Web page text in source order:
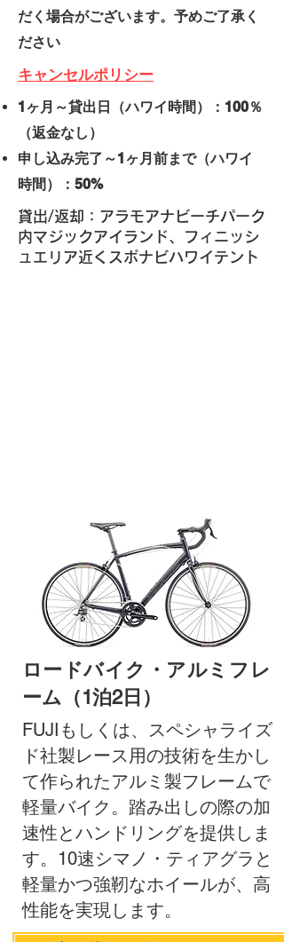
だく場合がございます。予めご了承く
ださい
キャンセルポリシー
1ヶ月～貸出日（ハワイ時間）：100％
（返金なし）
申し込み完了～1ヶ月前まで（ハワイ
時間）：50%
貸出/返却：アラモアナビーチパーク
内マジックアイランド、フィニッシ
ュエリア近くスポナビハワイテント
ロードバイク・アルミフレ
ーム（1泊2日）
FUJIもしくは、スペシャライズ
ド社製レース用の技術を生かし
て作られたアルミ製フレームで
軽量バイク。踏み出しの際の加
速性とハンドリングを提供しま
す。10速シマノ・ティアグラと
軽量かつ強靭なホイールが、高
性能を実現します。